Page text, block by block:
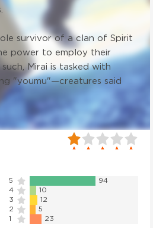
survivor of a clan of Spirit
power to employ their
Mirai is tasked with
"youmu"—creatures said
5
5
94
4
10
3
12
2
5
1
23